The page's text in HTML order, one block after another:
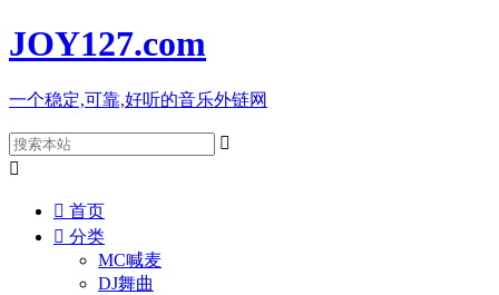
JOY127.com
一个稳定,可靠,好听的音乐外链网


 首页
 分类
MC喊麦
DJ舞曲